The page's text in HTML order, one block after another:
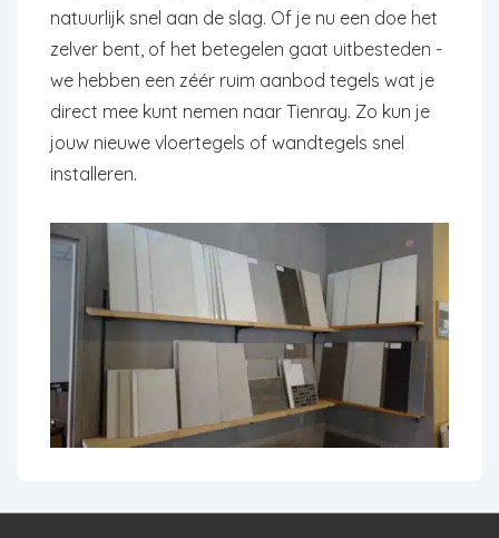
natuurlijk snel aan de slag. Of je nu een doe het
zelver bent, of het betegelen gaat uitbesteden -
we hebben een zéér ruim aanbod tegels wat je
direct mee kunt nemen naar Tienray. Zo kun je
jouw nieuwe vloertegels of wandtegels snel
installeren.